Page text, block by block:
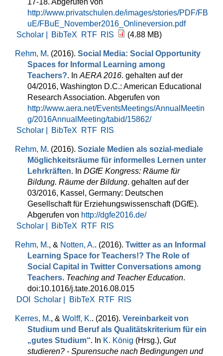
17-18. Abgerufen von
http://www.privatschulen.de/images/stories/PDF/FB
uE/FBuE_November2016_Onlineversion.pdf
Scholar |
BibTeX RTF RIS (4.88 MB)
Rehm, M. (2016). Social Media: Social Opportunity
Spaces for Informal Learning among
Teachers?. In AERA 2016. gehalten auf der
04/2016, Washington D.C.: American Educational
Research Association. Abgerufen von
http://www.aera.net/EventsMeetings/AnnualMeetin
g/2016AnnualMeeting/tabid/15862/
Scholar |
BibTeX RTF RIS
Rehm, M. (2016). Soziale Medien als sozial-mediale
Möglichkeitsräume für informelles Lernen unter
Lehrkräften. In DGfE Kongress: Räume für
Bildung. Räume der Bildung. gehalten auf der
03/2016, Kassel, Germany: Deutschen
Gesellschaft für Erziehungswissenschaft (DGfE).
Abgerufen von http://dgfe2016.de/
Scholar |
BibTeX RTF RIS
Rehm, M., & Notten, A.. (2016). Twitter as an Informal
Learning Space for Teachers!? The Role of
Social Capital in Twitter Conversations among
Teachers. Teaching and Teacher Education.
doi:10.1016/j.tate.2016.08.015
DOI
Scholar | BibTeX RTF RIS
Kerres, M., & Wolff, K.. (2016). Vereinbarkeit von
Studium und Beruf als Qualitätskriterium für ein
„gutes Studium“. In K. König (Hrsg.), Gut
studieren? - Spurensuche nach Bedingungen und